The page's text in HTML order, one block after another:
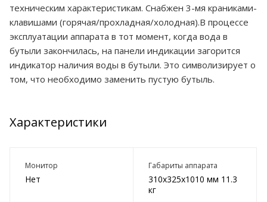
техническим характеристикам. Снабжен 3-мя краниками-
клавишами (горячая/прохладная/холодная).В процессе
эксплуатации аппарата в тот момент, когда вода в
бутыли закончилась, на панели индикации загорится
индикатор наличия воды в бутыли. Это символизирует о
том, что необходимо заменить пустую бутыль.
Характеристики
Монитор
Нет
Габариты аппарата
310х325х1010 мм 11.3
кг